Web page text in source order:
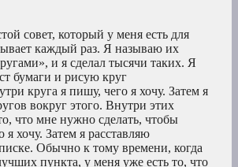
совет, который у меня есть для
каждый раз. Я называю их
и я сделал тысячи таких. Я
бумаги и рисую круг
круга я пишу, чего я хочу. Затем я
вокруг этого. Внутри этих
что мне нужно сделать, чтобы
я хочу. Затем я расставляю
Обычно к тому времени, когда
пункта, у меня уже есть то, что